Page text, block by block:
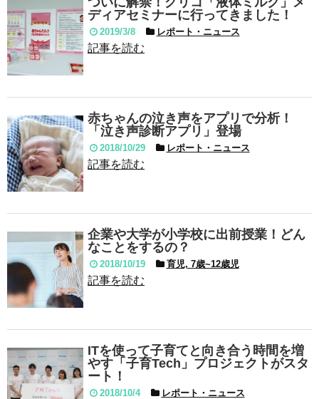
ディアセミナーに行ってきました！
2019/3/8 レポート・ニュース
記事を読む
赤ちゃんの泣き声をアプリで分析！
「泣き声診断アプリ」登場
2018/10/29 レポート・ニュース
記事を読む
企業や大学が小学校に出前授業！どん
なことをするの？
2018/10/19 育児, 7歳~12歳児
記事を読む
ITを使って子育てと向き合う時間を増
やす「子育Tech」プロジェクトがスタ
ート！
2018/10/4 レポート・ニュース